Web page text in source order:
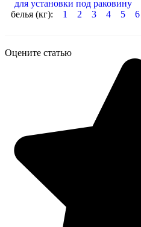
для установки под раковину
белья (кг):
1 2 3 4 5 6
Оцените статью